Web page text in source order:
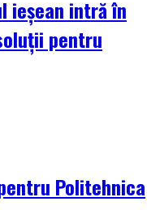
ieșean intră în
pentru
Politehnica